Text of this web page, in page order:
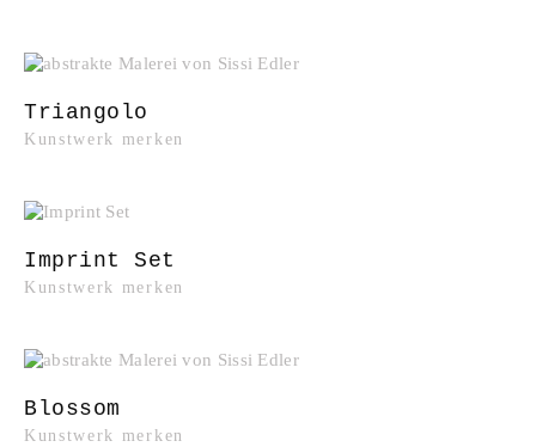
Kunstwerk merken
Triangolo
Kunstwerk merken
Imprint Set
Kunstwerk merken
Blossom